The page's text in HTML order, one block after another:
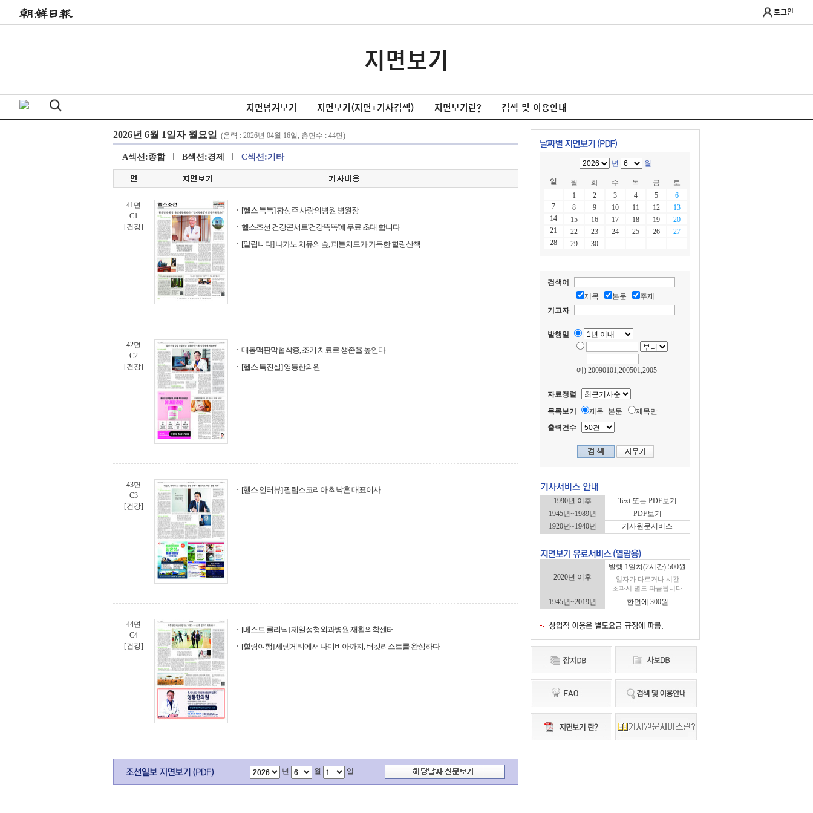
로그인
지면보기
지면넘겨보기 지면보기(지면+기사검색) 지면보기란? 검색 및 이용안내
A섹션:종합 B섹션:경제 C섹션:기타
41면
C1
[건강]
[헬스 톡톡] 황성주 사랑의병원 병원장
헬스조선 건강콘서트'건강똑똑'에 무료 초대 합니다
[알립니다] 나가노 치유의 숲, 피톤치드가 가득한 힐링산책
42면
C2
[건강]
대동맥판막협착증, 조기 치료로 생존율 높인다
[헬스 특진실] 영동한의원
43면
C3
[건강]
[헬스 인터뷰] 필립스코리아 최낙훈 대표이사
44면
C4
[건강]
[베스트 클리닉] 제일정형외과병원 재활의학센터
[힐링여행] 세렝게티에서 나미비아까지, 버킷리스트를 완성하다
년 월 일